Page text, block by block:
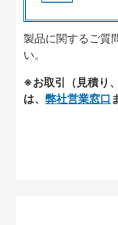
製品に関するご質
い。
※お取引（見積り
は、 弊社営業窓口